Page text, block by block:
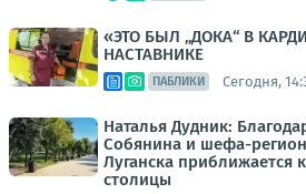
«ЭТО БЫЛ „ДОКА“ В
НАСТАВНИКЕ
ПАБЛИКИ Сегодня,
Наталья Дудник:
Собянина и шефа-
Луганска приближается
столицы